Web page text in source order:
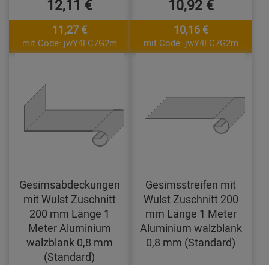
12,11 €
11,27 €
mit Code: jwY4FC7G2m
10,92 €
10,16 €
mit Code: jwY4FC7G2m
Gesimsabdeckungen
mit Wulst Zuschnitt
200 mm Länge 1
Meter Aluminium
walzblank 0,8 mm
(Standard)
Gesimsstreifen mit
Wulst Zuschnitt 200
mm Länge 1 Meter
Aluminium walzblank
0,8 mm (Standard)